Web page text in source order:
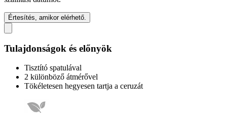
Értesítés, amikor elérhető.
Tulajdonságok és előnyök
Tisztító spatulával
2 különböző átmérővel
Tökéletesen hegyesen tartja a ceruzát